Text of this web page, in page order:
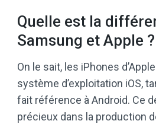
Quelle est la
Samsung et Apple ?
On le sait, les iPhones
système d’exploitation iOS,
fait référence à Android. Ce
précieux dans la production